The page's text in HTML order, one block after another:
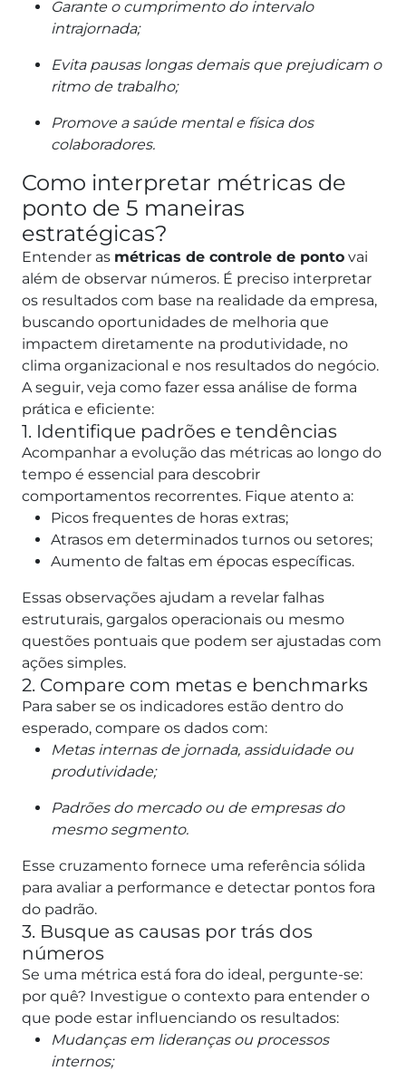
Garante o cumprimento do intervalo
intrajornada;
Evita pausas longas demais que prejudicam o
ritmo de trabalho;
Promove a saúde mental e física dos
colaboradores.
Como interpretar métricas de
ponto de 5 maneiras
estratégicas?
Entender as métricas de controle de ponto vai
além de observar números. É preciso interpretar
os resultados com base na realidade da empresa,
buscando oportunidades de melhoria que
impactem diretamente na produtividade, no
clima organizacional e nos resultados do negócio.
A seguir, veja como fazer essa análise de forma
prática e eficiente:
1. Identifique padrões e tendências
Acompanhar a evolução das métricas ao longo do
tempo é essencial para descobrir
comportamentos recorrentes. Fique atento a:
Picos frequentes de horas extras;
Atrasos em determinados turnos ou setores;
Aumento de faltas em épocas específicas.
Essas observações ajudam a revelar falhas
estruturais, gargalos operacionais ou mesmo
questões pontuais que podem ser ajustadas com
ações simples.
2. Compare com metas e benchmarks
Para saber se os indicadores estão dentro do
esperado, compare os dados com:
Metas internas de jornada, assiduidade ou
produtividade;
Padrões do mercado ou de empresas do
mesmo segmento.
Esse cruzamento fornece uma referência sólida
para avaliar a performance e detectar pontos fora
do padrão.
3. Busque as causas por trás dos
números
Se uma métrica está fora do ideal, pergunte-se:
por quê? Investigue o contexto para entender o
que pode estar influenciando os resultados:
Mudanças em lideranças ou processos
internos;